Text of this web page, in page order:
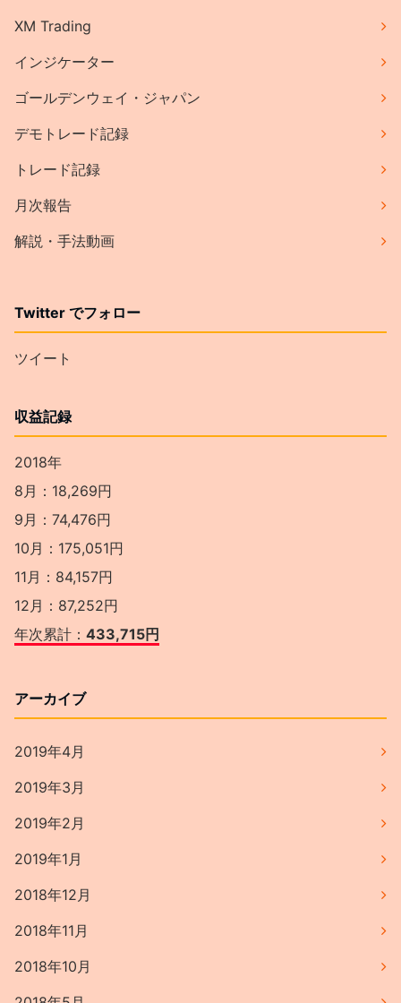
XM Trading
インジケーター
ゴールデンウェイ・ジャパン
デモトレード記録
トレード記録
月次報告
解説・手法動画
Twitter でフォロー
ツイート
収益記録
2018年
8月：18,269円
9月：74,476円
10月：175,051円
11月：84,157円
12月：87,252円
年次累計： 433,715円
アーカイブ
2019年4月
2019年3月
2019年2月
2019年1月
2018年12月
2018年11月
2018年10月